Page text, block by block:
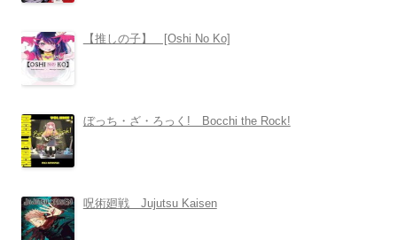
【推しの子】 [Oshi No Ko]
ぼっち・ざ・ろっく! Bocchi the Rock!
呪術廻戦 Jujutsu Kaisen